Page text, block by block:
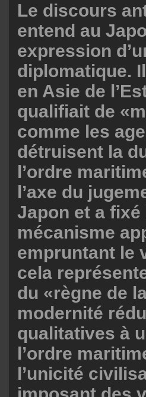
Le discours
entend au
expression
diplomatique.
en Asie de
qualifiait de
comme les
détruisent la
l’ordre
l’axe du
Japon et a
mécanisme
empruntant le
cela
du «règne de
modernité
qualitatives à
l’ordre
l’unicité